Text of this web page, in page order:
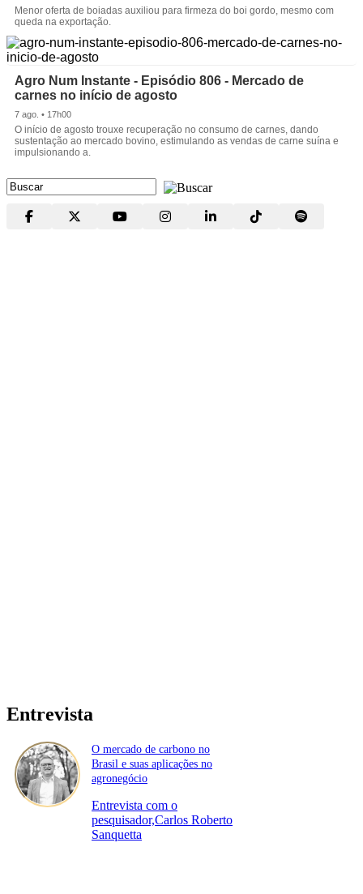
Menor oferta de boiadas auxiliou para firmeza do boi gordo, mesmo com
queda na exportação.
Agro Num Instante - Episódio 806 - Mercado de
carnes no início de agosto
7 ago. • 17h00
O início de agosto trouxe recuperação no consumo de carnes, dando
sustentação ao mercado bovino, estimulando as vendas de carne suína e
impulsionando a.
Entrevista
O mercado de carbono no
Brasil e suas aplicações no
agronegócio
Entrevista com o
pesquisador,Carlos Roberto
Sanquetta